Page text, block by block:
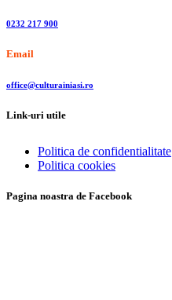
0232 217 900
Email
office@culturainiasi.ro
Link-uri utile
Politica de confidentialitate
Politica cookies
Pagina noastra de Facebook